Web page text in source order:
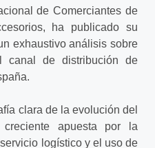
de Comerciantes de
ha publicado su
exhaustivo análisis sobre
canal de distribución de
clara de la evolución del
apuesta por la
logístico y el uso de